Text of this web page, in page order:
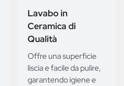
Lavabo in
Ceramica di
Qualità
Offre una superficie
liscia e facile da pulire,
garantendo igiene e